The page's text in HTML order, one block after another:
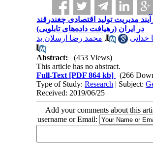
مدیریت تولید اقتصادی چغندرقند
در ایران (رهیافت داده‌های تابلویی)
خدائی
, محمد رضا ارسلان بد
Abstract:
(453 Views)
This article has no abstract.
Full-Text [PDF 864 kb]
(266
Type of Study:Research | Subject:
Received: 2019/06/25
Add your comments about this
username or Email: